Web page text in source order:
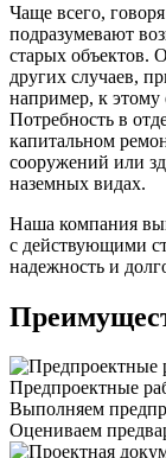
Чаще всего,
подразумевают
старых объектов.
других случаев,
например, к этому
Потребность в
капитальном
сооружений или
наземных видах.
Наша компания
с действующими
надежность и
Предпроектные
Выполняем
Оцениваем